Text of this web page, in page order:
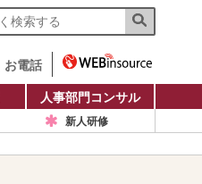
お電話
人事部門コンサル
新人研修